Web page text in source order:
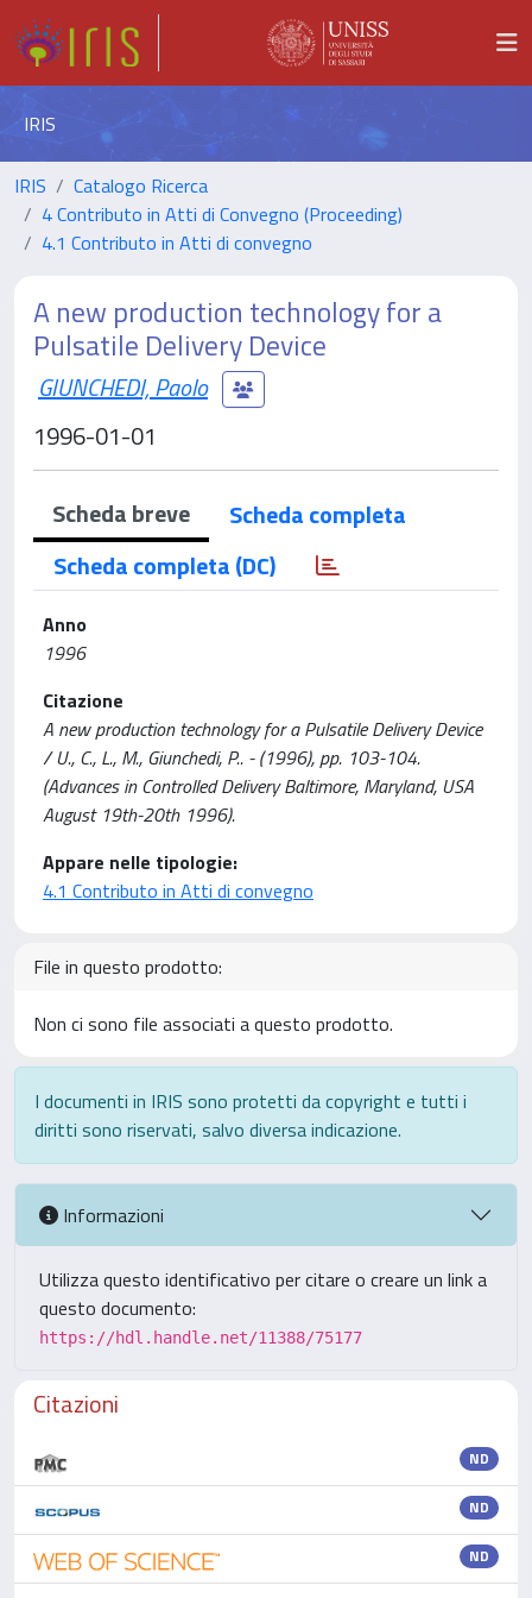
IRIS
IRIS
Catalogo Ricerca
4 Contributo in Atti di Convegno (Proceeding)
4.1 Contributo in Atti di convegno
A new production technology for a
Pulsatile Delivery Device
GIUNCHEDI, Paolo
1996-01-01
Scheda breve
Scheda completa
Scheda completa (DC)
Anno
1996
Citazione
A new production technology for a Pulsatile Delivery Device
/ U., C., L., M., Giunchedi, P.. - (1996), pp. 103-104.
(Advances in Controlled Delivery Baltimore, Maryland, USA
August 19th-20th 1996).
Appare nelle tipologie:
4.1 Contributo in Atti di convegno
File in questo prodotto:
Non ci sono file associati a questo prodotto.
I documenti in IRIS sono protetti da copyright e tutti i
diritti sono riservati, salvo diversa indicazione.
Informazioni
Utilizza questo identificativo per citare o creare un link a
questo documento:
https://hdl.handle.net/11388/75177
Citazioni
ND
ND
ND